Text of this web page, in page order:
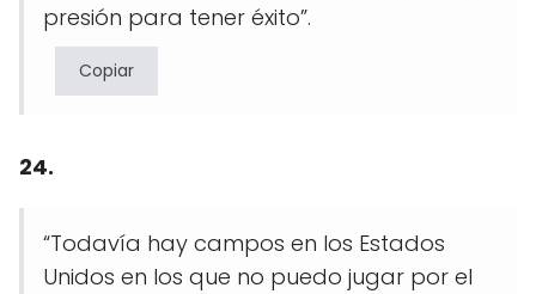
presión para tener éxito”.
Copiar
24.
“Todavía hay campos en los Estados
Unidos en los que no puedo jugar por el